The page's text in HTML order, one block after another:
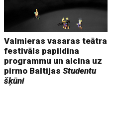
Valmieras vasaras teātra
festivāls papildina
programmu un aicina uz
pirmo BaltijasStudentu
šķūni